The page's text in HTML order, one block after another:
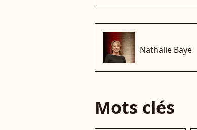
Nathalie Baye
Mots clés